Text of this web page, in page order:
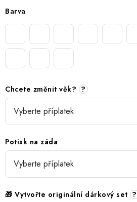
Barva
Chcete změnit věk? ?
Potisk na záda
🎁 Vytvořte originální dárkový set ?